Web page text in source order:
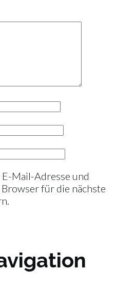
Mail-Adresse und
für die nächste